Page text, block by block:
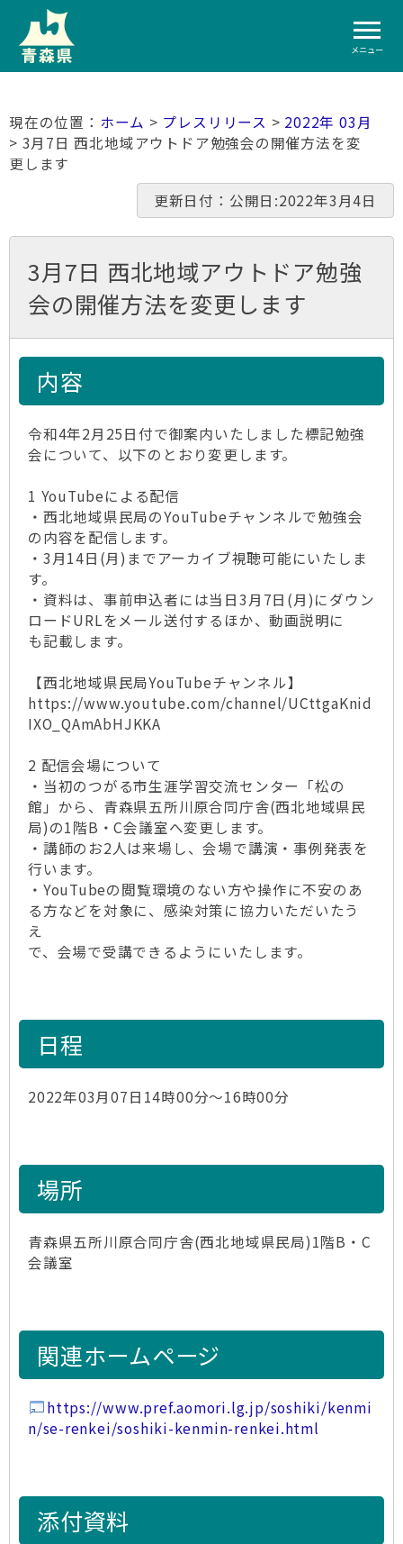
メニュー
ホーム > プレスリリース > 2022年 03月
> 3月7日 西北地域アウトドア勉強会の開催方法を変
更します
更新日付：公開日:2022年3月4日
3月7日 西北地域アウトドア勉強
会の開催方法を変更します
内容
令和4年2月25日付で御案内いたしました標記勉強
会について、以下のとおり変更します。
1 YouTubeによる配信
・西北地域県民局のYouTubeチャンネルで勉強会
の内容を配信します。
・3月14日(月)までアーカイブ視聴可能にいたしま
す。
・資料は、事前申込者には当日3月7日(月)にダウン
ロードURLをメール送付するほか、動画説明に
も記載します。
【西北地域県民局YouTubeチャンネル】
https://www.youtube.com/channel/UCttgaKnid
IXO_QAmAbHJKKA
2 配信会場について
・当初のつがる市生涯学習交流センター「松の
館」から、青森県五所川原合同庁舎(西北地域県民
局)の1階B・C会議室へ変更します。
・講師のお2人は来場し、会場で講演・事例発表を
行います。
・YouTubeの閲覧環境のない方や操作に不安のあ
る方などを対象に、感染対策に協力いただいたう
え
で、会場で受講できるようにいたします。
日程
2022年03月07日14時00分～16時00分
場所
青森県五所川原合同庁舎(西北地域県民局)1階B・C
会議室
関連ホームページ
https://www.pref.aomori.lg.jp/soshiki/kenmi
n/se-renkei/soshiki-kenmin-renkei.html
添付資料